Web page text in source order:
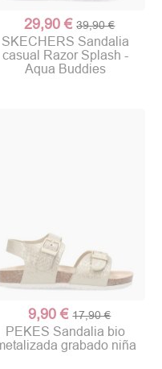
29,90 € 39,90 €
SKECHERS Sandalia
casual Razor Splash -
Aqua Buddies
9,90 € 17,90 €
PEKES Sandalia bio
grabado niña